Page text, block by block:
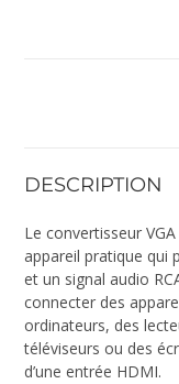
DESCRIPTION
Le convertisseur
appareil pratique qui
et un signal audio
connecter des
ordinateurs, des
téléviseurs ou des
d’une entrée HDMI.